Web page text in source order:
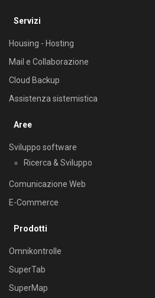
Servizi
Housing - Hosting
Mail e Collaborazione
Cloud Backup
Assistenza sistemistica
Aree
Sviluppo software
Ricerca & Sviluppo
Comunicazione Web
E-Commerce
Prodotti
Omnikontrolle
SuperTab
SuperMap